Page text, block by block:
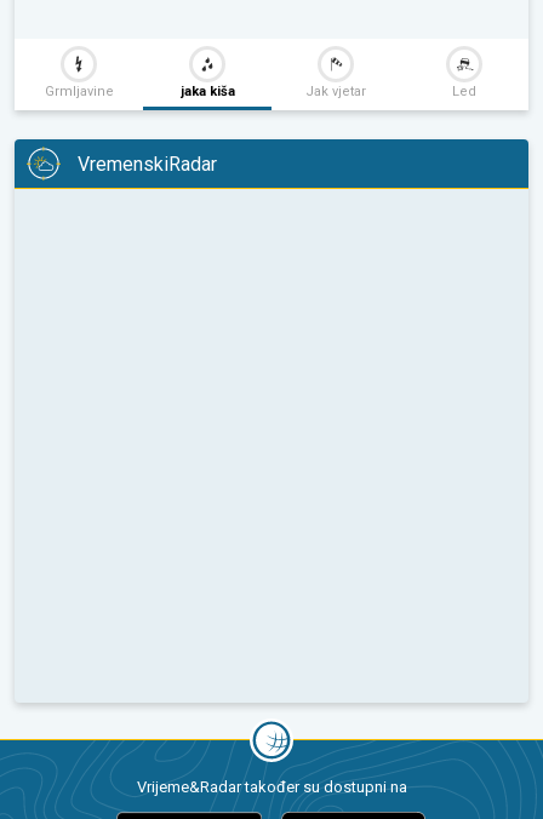
Grmljavine jaka kiša Jak vjetar Led
VremenskiRadar
Vrijeme&Radar također su dostupni na